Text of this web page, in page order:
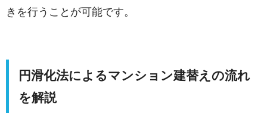
きを行うことが可能です。
円滑化法によるマンション建替えの流れ
を解説